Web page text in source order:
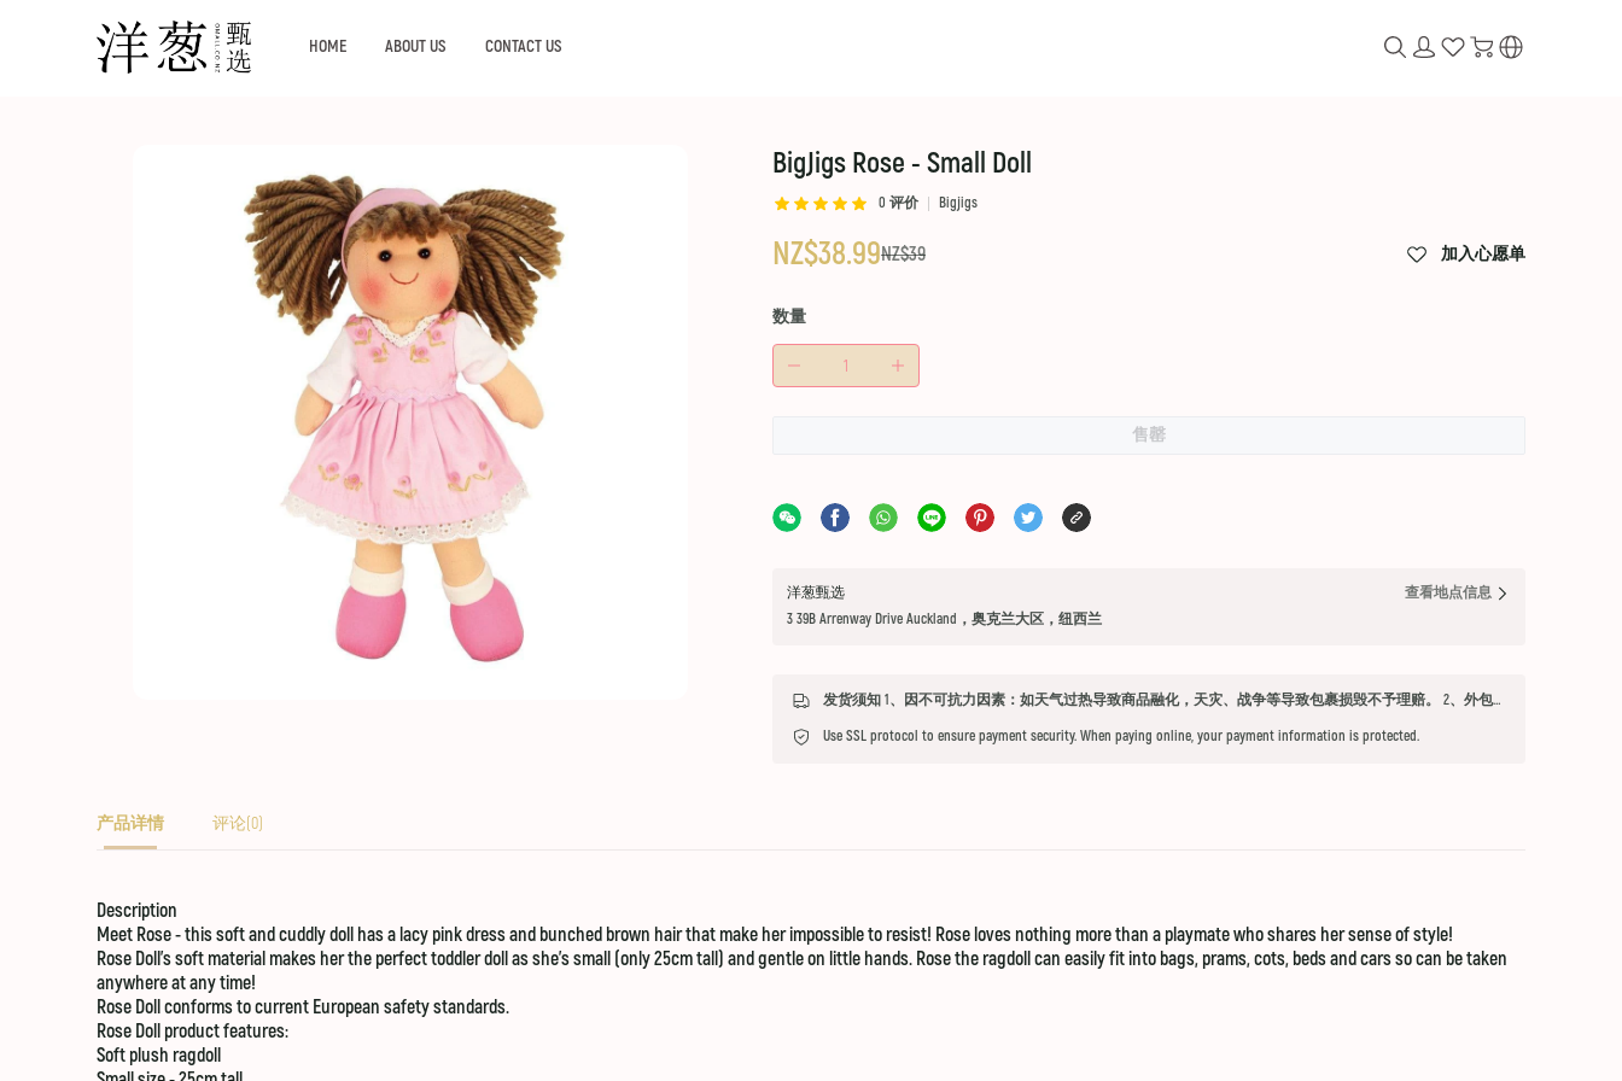
HOME ABOUT US CONTACT US
BigJigs Rose - Small Doll
0 评价 Bigjigs
NZ$38.99NZ$39 加入心愿单
数量
售罄
洋葱甄选
3 39B Arrenway Drive Auckland，奥克兰大区，纽西兰
查看地点信息
发货须知 1、因不可抗力因素：如天气过热导致商品融化，天灾、战争等导致包裹损毁不予理赔。 2、外包装箱完好，保健品内件胶囊破损、杂货等漏液问题不予赔付。 3、铁元，小安素，酵素液，玻璃瓶食用油，粉盐，会包泡泡纸，按照高要求打包，有爆罐、漏液均不予以理赔。 4、超过受理时限（签收后三天内未联系客服将不能申请售后） 5、首重不足1kg的包裹按1kg收费。 6、根据海关要求，海外直邮及保税仓产品必须提交收件人身份证信息（收件人姓名必须与上传身份证信息一致），否则将无法出库发货。 7、由于海外直邮产品路途遥远，在高温等不可控情况下，糖果、巧克力、口红、软胶囊会有软化变形的现象，建议收到产品后放入冰箱内冷却1-2小时再打开。
Use SSL protocol to ensure payment security. When paying online, your payment information is protected.
产品详情 评论(0)
Description
Meet Rose - this soft and cuddly doll has a lacy pink dress and bunched brown hair that make her impossible to resist! Rose loves nothing more than a playmate who shares her sense of style!
Rose Doll’s soft material makes her the perfect toddler doll as she’s small (only 25cm tall) and gentle on little hands. Rose the ragdoll can easily fit into bags, prams, cots, beds and cars so can be taken
anywhere at any time!
Rose Doll conforms to current European safety standards.
Rose Doll product features:
Soft plush ragdoll